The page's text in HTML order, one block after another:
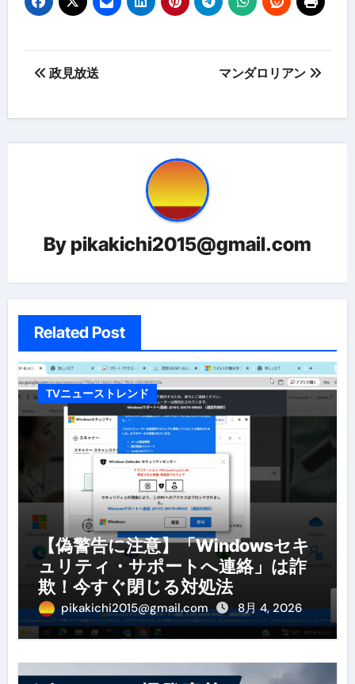
投
シ
ョ
ン
政見放送 マンダロリアン
By pikakichi2015@gmail.com
Related Post
TVニューストレンド
【偽警告に注意】「Windowsセキ
ュリティ・サポートへ連絡」は詐
欺！今すぐ閉じる対処法
pikakichi2015@gmail.com 8月 4, 2026